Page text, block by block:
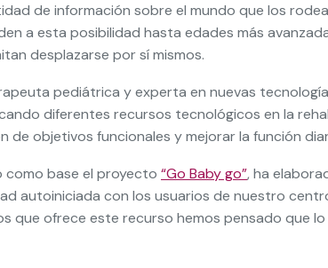
de información sobre el mundo que los
a esta posibilidad hasta edades más
desplazarse por sí mismos.
pediátrica y experta en nuevas
diferentes recursos tecnológicos en la
de objetivos funcionales y mejorar la función
como base el proyecto “Go Baby go”, ha
autoiniciada con los usuarios de nuestro
que ofrece este recurso hemos pensado que